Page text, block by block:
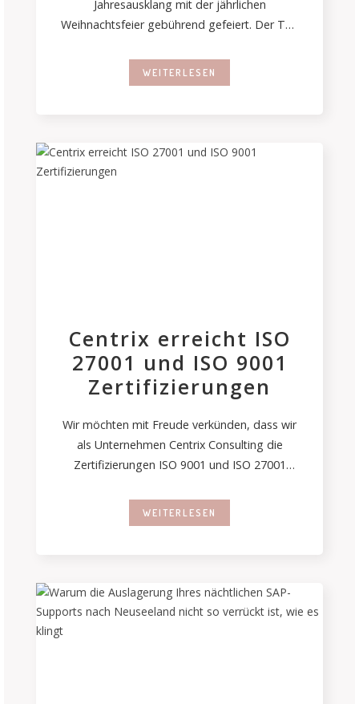
Jahresausklang mit der jährlichen
Weihnachtsfeier gebührend gefeiert. Der Tag
WEITERLESEN
Centrix erreicht ISO
27001 und ISO 9001
Zertifizierungen
Wir möchten mit Freude verkünden, dass wir
als Unternehmen Centrix Consulting die
Zertifizierungen ISO 9001 und ISO 27001
WEITERLESEN